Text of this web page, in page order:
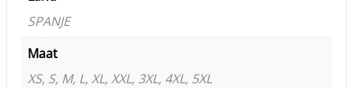
SPANJE
Maat
XS, S, M, L, XL, XXL, 3XL, 4XL, 5XL